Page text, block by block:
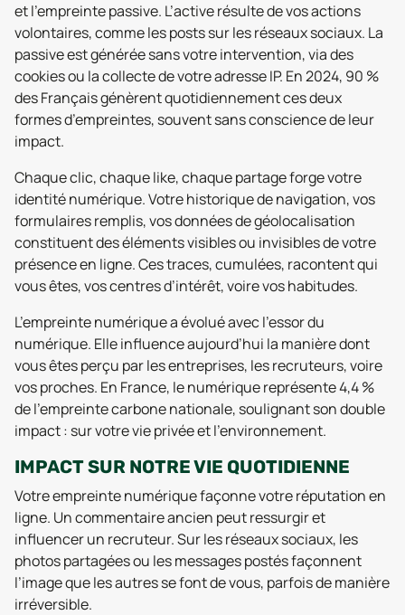
et l’empreinte passive. L’active résulte de vos actions
volontaires, comme les posts sur les réseaux sociaux. La
passive est générée sans votre intervention, via des
cookies ou la collecte de votre adresse IP. En 2024, 90 %
des Français génèrent quotidiennement ces deux
formes d’empreintes, souvent sans conscience de leur
impact.
Chaque clic, chaque like, chaque partage forge votre
identité numérique. Votre historique de navigation, vos
formulaires remplis, vos données de géolocalisation
constituent des éléments visibles ou invisibles de votre
présence en ligne. Ces traces, cumulées, racontent qui
vous êtes, vos centres d’intérêt, voire vos habitudes.
L’empreinte numérique a évolué avec l’essor du
numérique. Elle influence aujourd’hui la manière dont
vous êtes perçu par les entreprises, les recruteurs, voire
vos proches. En France, le numérique représente 4,4 %
de l’empreinte carbone nationale, soulignant son double
impact : sur votre vie privée et l’environnement.
IMPACT SUR NOTRE VIE QUOTIDIENNE
Votre empreinte numérique façonne votre réputation en
ligne. Un commentaire ancien peut ressurgir et
influencer un recruteur. Sur les réseaux sociaux, les
photos partagées ou les messages postés façonnent
l’image que les autres se font de vous, parfois de manière
irréversible.